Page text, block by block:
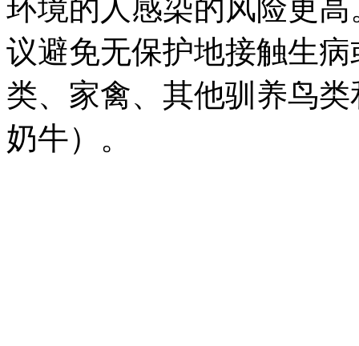
环境的人感染的风险更
议避免无保护地接触生
类、家禽、其他驯养鸟
奶牛）。